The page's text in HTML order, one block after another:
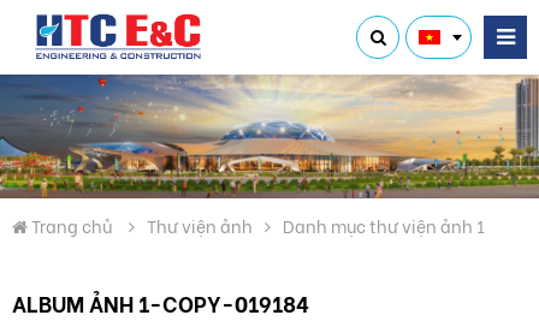
Trang chủ Thư viện ảnh Danh mục thư viện ảnh 1
ALBUM ẢNH 1-COPY-019184